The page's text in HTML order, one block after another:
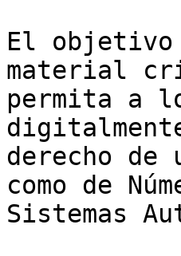
El objetivo
material
permita a
derecho
como de
Sistemas